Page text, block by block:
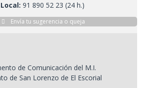
91 890 52 23 (24 h.)
Envía tu sugerencia o queja
de Comunicación del M.I.
de San Lorenzo de El Escorial